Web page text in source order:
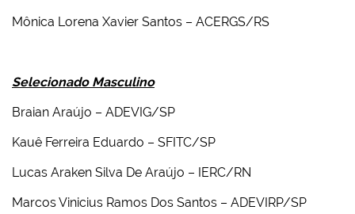
Mônica Lorena Xavier Santos – ACERGS/RS
Selecionado Masculino
Braian Araújo – ADEVIG/SP
Kauê Ferreira Eduardo – SFITC/SP
Lucas Araken Silva De Araújo – IERC/RN
Marcos Vinicius Ramos Dos Santos – ADEVIRP/SP